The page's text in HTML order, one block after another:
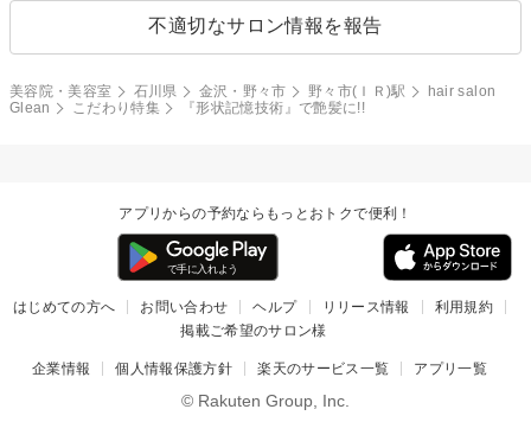
不適切なサロン情報を報告
美容院・美容室 石川県 金沢・野々市 野々市(ＩＲ)駅
hair salon
Glean
こだわり特集 『形状記憶技術』で艶髪に!!
アプリからの予約ならもっとおトクで便利！
はじめての方へ お問い合わせ ヘルプ リリース情報
利用規約
掲載ご希望のサロン様
企業情報 個人情報保護方針 楽天のサービス一覧 アプリ一覧
© Rakuten Group, Inc.